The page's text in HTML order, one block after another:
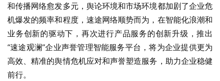
和传播网络愈发多元，舆论环境和市场环境都加剧了企业危
机爆发的频率和程度，速途网络顺势而为，在智能化浪潮和
业务创新的驱动下，再次进行产品服务的创新升级，推出
“速途观澜”企业声誉管理智能服务平台，将为企业提供更为
高效、精准的舆情危机应对和声誉塑造服务，助力企业稳健
前行。